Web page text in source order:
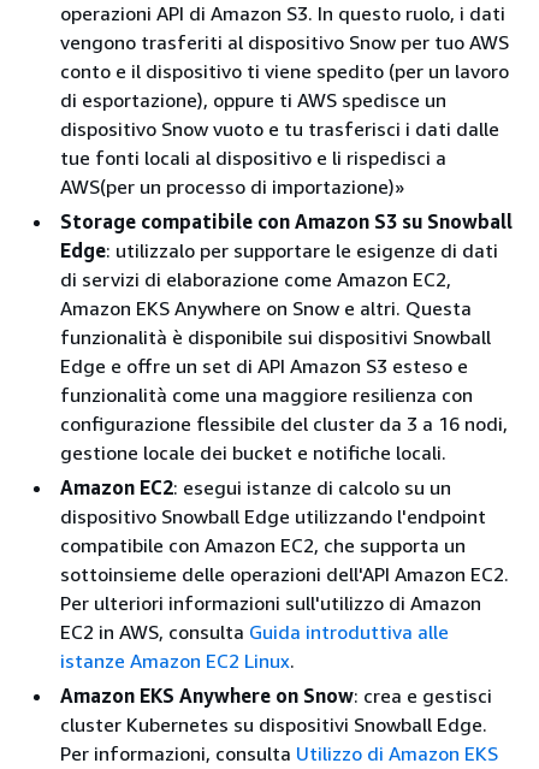
operazioni API di Amazon S3. In questo ruolo, i dati
vengono trasferiti al dispositivo Snow per tuo AWS
conto e il dispositivo ti viene spedito (per un lavoro
di esportazione), oppure ti AWS spedisce un
dispositivo Snow vuoto e tu trasferisci i dati dalle
tue fonti locali al dispositivo e li rispedisci a
AWS(per un processo di importazione)»
Storage compatibile con Amazon S3 su Snowball
Edge: utilizzalo per supportare le esigenze di dati
di servizi di elaborazione come Amazon EC2,
Amazon EKS Anywhere on Snow e altri. Questa
funzionalità è disponibile sui dispositivi Snowball
Edge e offre un set di API Amazon S3 esteso e
funzionalità come una maggiore resilienza con
configurazione flessibile del cluster da 3 a 16 nodi,
gestione locale dei bucket e notifiche locali.
Amazon EC2: esegui istanze di calcolo su un
dispositivo Snowball Edge utilizzando l'endpoint
compatibile con Amazon EC2, che supporta un
sottoinsieme delle operazioni dell'API Amazon EC2.
Per ulteriori informazioni sull'utilizzo di Amazon
EC2 in AWS, consulta Guida introduttiva alle
istanze Amazon EC2 Linux.
Amazon EKS Anywhere on Snow: crea e gestisci
cluster Kubernetes su dispositivi Snowball Edge.
Per informazioni, consulta Utilizzo di Amazon EKS